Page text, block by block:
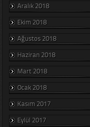
Aralık 2018
Ekim 2018
Ağustos 2018
Haziran 2018
Mart 2018
Ocak 2018
Kasım 2017
Eylül 2017